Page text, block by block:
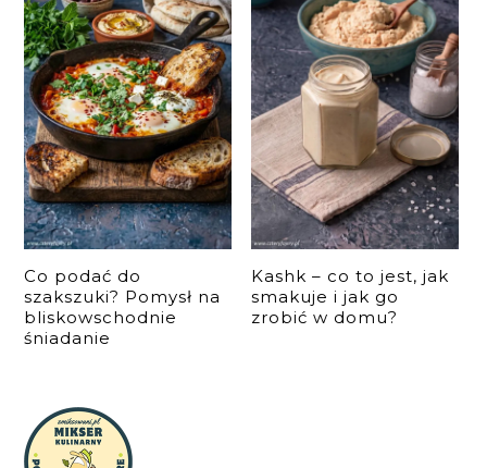
Co podać do
szakszuki? Pomysł na
bliskowschodnie
śniadanie
Kashk – co to jest, jak
smakuje i jak go
zrobić w domu?